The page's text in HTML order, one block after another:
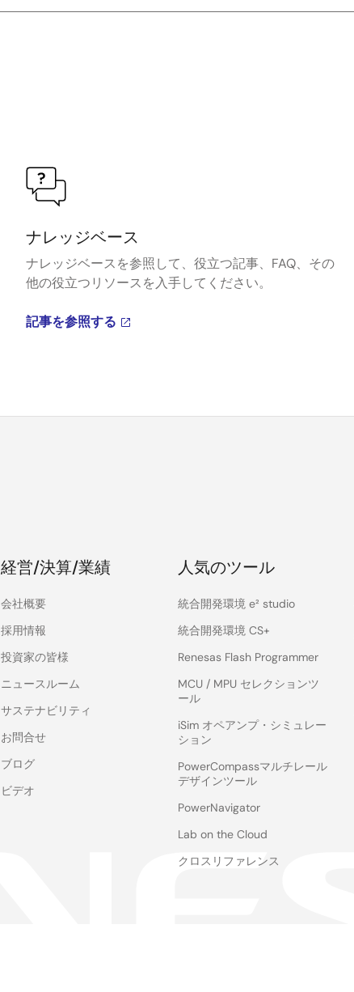
ナレッジベース
ナレッジベースを参照して、役立つ記事、FAQ、その
他の役立つリソースを入手してください。
記事を参照する
経営/決算/業績
会社概要
採用情報
投資家の皆様
ニュースルーム
サステナビリティ
お問合せ
ブログ
ビデオ
人気のツール
統合開発環境 e² studio
統合開発環境 CS+
Renesas Flash Programmer
MCU / MPU セレクションツ
ール
iSim オペアンプ・シミュレー
ション
PowerCompassマルチレール
デザインツール
PowerNavigator
Lab on the Cloud
クロスリファレンス